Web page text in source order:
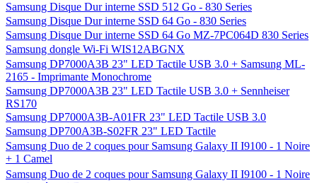
Samsung Disque Dur interne SSD 512 Go - 830 Series
Samsung Disque Dur interne SSD 64 Go - 830 Series
Samsung Disque Dur interne SSD 64 Go MZ-7PC064D 830 Series
Samsung dongle Wi-Fi WIS12ABGNX
Samsung DP7000A3B 23" LED Tactile USB 3.0 + Samsung ML-
2165 - Imprimante Monochrome
Samsung DP7000A3B 23" LED Tactile USB 3.0 + Sennheiser
RS170
Samsung DP7000A3B-A01FR 23" LED Tactile USB 3.0
Samsung DP700A3B-S02FR 23" LED Tactile
Samsung Duo de 2 coques pour Samsung Galaxy II I9100 - 1 Noire
+ 1 Camel
Samsung Duo de 2 coques pour Samsung Galaxy II I9100 - 1 Noire